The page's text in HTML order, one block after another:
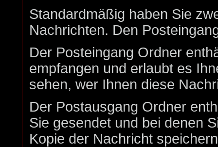
Standardmäßig haben Sie
Nachrichten. Den
Der Posteingang Ordner
empfangen und erlaubt es
sehen, wer Ihnen diese
Der Postausgang Ordner
Sie gesendet und bei denen
Kopie der Nachricht